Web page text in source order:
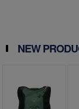
NEW